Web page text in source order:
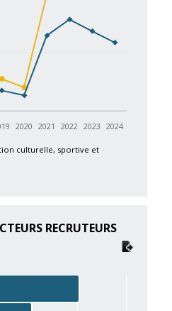
2020 2021 2022 2023 2024
culturelle, sportive et
RECRUTEURS